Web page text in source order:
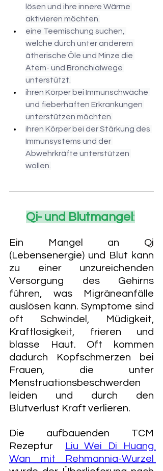
lösen und ihre innere Wärme
aktivieren möchten.
eine Teemischung suchen,
welche durch unter anderem
ätherische Öle und Minze die
Atem- und Bronchialwege
unterstützt.
ihren Körper bei Immunschwäche
und fieberhaften Erkrankungen
unterstützen möchten.
ihren Körper bei der Stärkung des
Immunsystems und der
Abwehrkräfte unterstützen
wollen.
Qi- und Blutmangel :
Ein Mangel an Qi
(Lebensenergie) und Blut kann
zu einer unzureichenden
Versorgung des Gehirns
führen, was Migräneanfälle
auslösen kann. Symptome sind
oft Schwindel, Müdigkeit,
Kraftlosigkeit, frieren und
blasse Haut. Oft kommen
dadurch Kopfschmerzen bei
Frauen, die unter
Menstruationsbeschwerden
leiden und durch den
Blutverlust Kraft verlieren.
Die aufbauenden TCM
Rezeptur
Liu Wei Di Huang
Wan mit Rehmannia-Wurzel